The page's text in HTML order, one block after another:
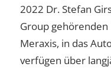
2022 Dr. Stefan
Group
Meraxis, in das
verfügen über